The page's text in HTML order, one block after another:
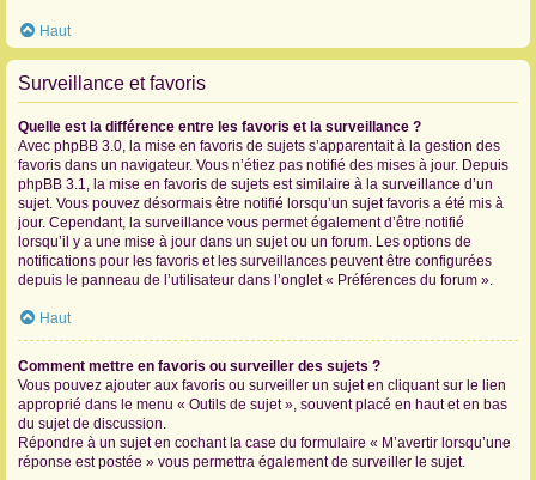
Haut
Surveillance et favoris
Quelle est la différence entre les favoris et la surveillance ?
Avec phpBB 3.0, la mise en favoris de sujets s’apparentait à la gestion des
favoris dans un navigateur. Vous n’étiez pas notifié des mises à jour. Depuis
phpBB 3.1, la mise en favoris de sujets est similaire à la surveillance d’un
sujet. Vous pouvez désormais être notifié lorsqu’un sujet favoris a été mis à
jour. Cependant, la surveillance vous permet également d’être notifié
lorsqu’il y a une mise à jour dans un sujet ou un forum. Les options de
notifications pour les favoris et les surveillances peuvent être configurées
depuis le panneau de l’utilisateur dans l’onglet « Préférences du forum ».
Haut
Comment mettre en favoris ou surveiller des sujets ?
Vous pouvez ajouter aux favoris ou surveiller un sujet en cliquant sur le lien
approprié dans le menu « Outils de sujet », souvent placé en haut et en bas
du sujet de discussion.
Répondre à un sujet en cochant la case du formulaire « M’avertir lorsqu’une
réponse est postée » vous permettra également de surveiller le sujet.